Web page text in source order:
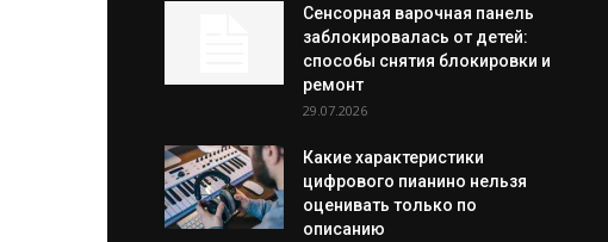
Сенсорная варочная панель
заблокировалась от детей:
способы снятия блокировки и
ремонт
29.07.2026
Какие характеристики
цифрового пианино нельзя
оценивать только по
описанию